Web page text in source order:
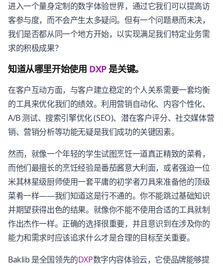
进入一个量身定制的数字体验世界，通过它我们可以提高访
客参与度，而不会产生太多疑问。但有一个问题悬而未决，
我们是否都从同一个地方开始，以实现满足我们特定业务需
求的积极成果？
知道从哪里开始使用 DXP是关键。
在客户互动方面，与客户建立稳定的个人关系需要一套均衡
的工具来优化我们的绩效。利用营销自动化、内容个性化、
A/B 测试、搜索引擎优化 (SEO)、潜在客户评分、社交媒体营
销、营销分析等功能无疑是我们成功的关键因素。
然而，就像一个年轻的学生试图烹饪一道真正精致的菜肴，
而他们最擅长的烹饪经验是番茄酱意大利面，或者强迫一位
米其林星级厨师使用一套平庸的初学者刀具来准备他的顶级
菜肴一样——我们知道这是行不通的。你不能跳过基础知识
并期望获得出色的结果。就像你不能不使用合适的工具就制
作出杰作一样。正确的选择很重要，并且意识到在涉及你的
能力和需求时应该追求什么才是合理的目标至关重要。
Baklib 是全国领先的DXP数字内容体验云，它使品牌能够提